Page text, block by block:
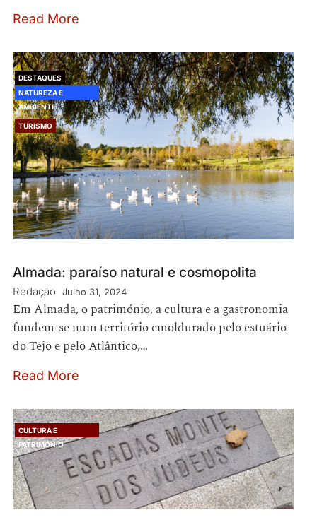
Read More
DESTAQUES
NATUREZA E
AMBIENTE
TURISMO
Almada: paraíso natural e cosmopolita
Redação Julho 31, 2024
Em Almada, o património, a cultura e a gastronomia
fundem-se num território emoldurado pelo estuário
do Tejo e pelo Atlântico,…
Read More
CULTURA E
PATRIMÓNIO